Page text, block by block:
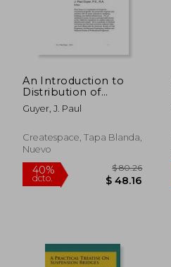
An Introduction to
Distribution of
Stresses in Soil (en
Inglés)
Guyer, J. Paul
Createspace, Tapa Blanda,
Nuevo